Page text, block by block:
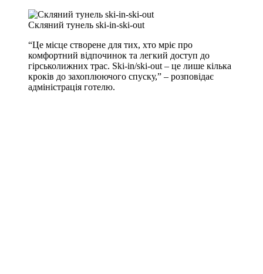
Скляний тунель ski-in-ski-out
“Це місце створене для тих, хто мріє про
комфортний відпочинок та легкий доступ до
гірськолижних трас. Ski-in/ski-out – це лише кілька
кроків до захоплюючого спуску,” – розповідає
адміністрація готелю.